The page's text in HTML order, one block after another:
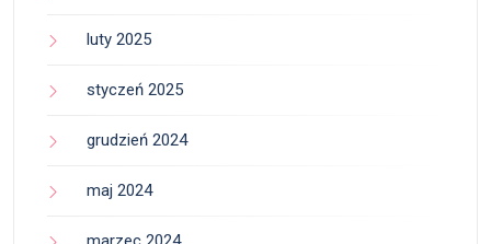
luty 2025
styczeń 2025
grudzień 2024
maj 2024